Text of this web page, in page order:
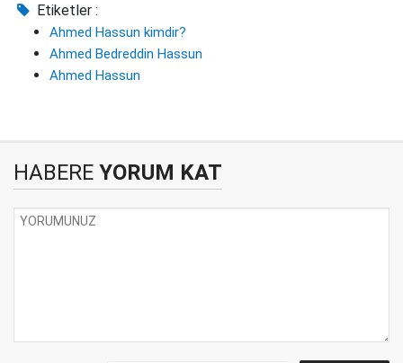
Etiketler :
Ahmed Hassun kimdir?
Ahmed Bedreddin Hassun
Ahmed Hassun
HABERE YORUM KAT